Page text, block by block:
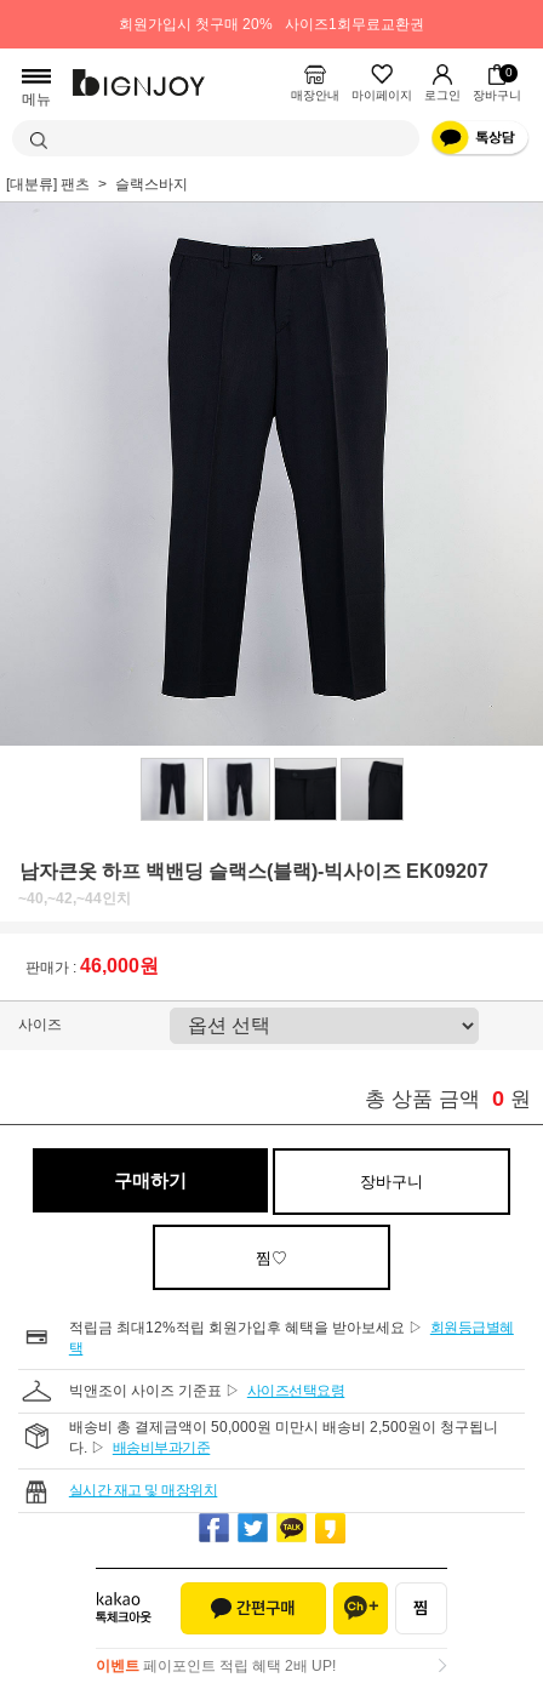
회원가입시 첫구매 20% 사이즈1회무료교환권
메뉴 매장안내 마이페이지 로그인
0
장바구니
[대분류] 팬츠 슬랙스바지
남자큰옷 하프 백밴딩 슬랙스(블랙)-빅사이즈 EK09207
~40,~42,~44인치
판매가 : 46,000원
사이즈
총 상품 금액 0 원
구매하기 장바구니
찜♡
적립금 최대12%적립 회원가입후 혜택을 받아보세요 ▷
회원등급별혜
택
빅앤조이 사이즈 기준표 ▷ 사이즈선택요령
배송비 총 결제금액이 50,000원 미만시 배송비 2,500원이 청구됩니
다. ▷ 배송비부과기준
실시간 재고 및 매장위치
이벤트 페이포인트 적립 혜택 2배 UP!